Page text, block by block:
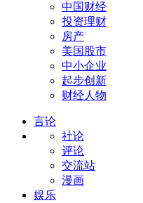
中国财经
投资理财
房产
美国股市
中小企业
起步创新
财经人物
言论
社论
评论
交流站
漫画
娱乐